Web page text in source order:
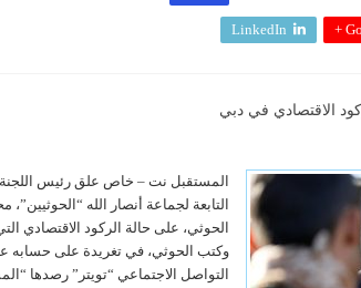
LinkedIn
الاقتصادي في دبي
المستقبل نت – خاص علق رئيس اللجنة
التابعة لجماعة أنصار الله
الحوثي، على حالة الركود الاقتصادي
وكتب الحوثي، في تغريدة على حسابه
التواصل الاجتماعي “تويتر” رصدها